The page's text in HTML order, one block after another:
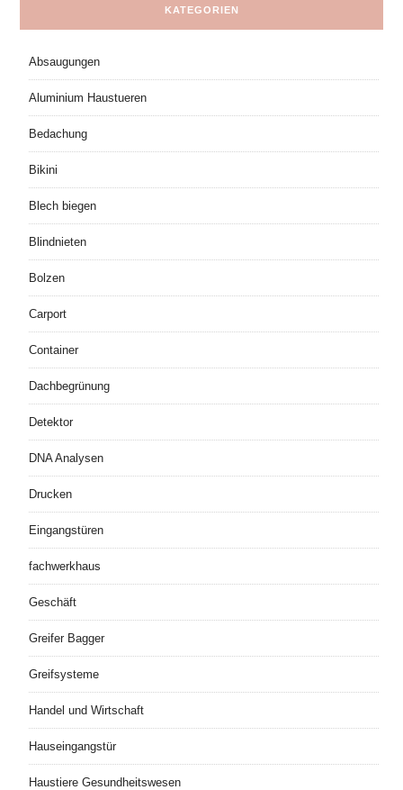
KATEGORIEN
Absaugungen
Aluminium Haustueren
Bedachung
Bikini
Blech biegen
Blindnieten
Bolzen
Carport
Container
Dachbegrünung
Detektor
DNA Analysen
Drucken
Eingangstüren
fachwerkhaus
Geschäft
Greifer Bagger
Greifsysteme
Handel und Wirtschaft
Hauseingangstür
Haustiere Gesundheitswesen